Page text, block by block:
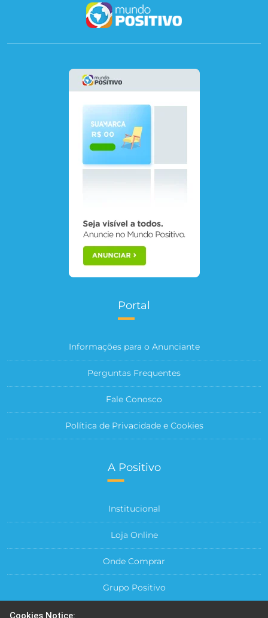
Portal
Informações para o Anunciante
Perguntas Frequentes
Fale Conosco
Política de Privacidade e Cookies
A Positivo
Institucional
Loja Online
Onde Comprar
Grupo Positivo
Cookies Notice: